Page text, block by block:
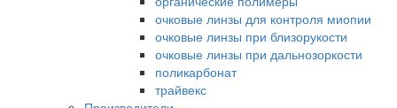
очковые линзы для контроля миопии
очковые линзы при близорукости
очковые линзы при дальнозоркости
поликарбонат
трайвекс